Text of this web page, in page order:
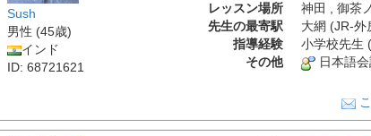
Sush
男性 (45歳)
インド
ID: 68721621
レッスン場所
神田 , 御茶
先生の最寄駅
大網 (JR-
指導経験
小学校先生
その他
日本語会